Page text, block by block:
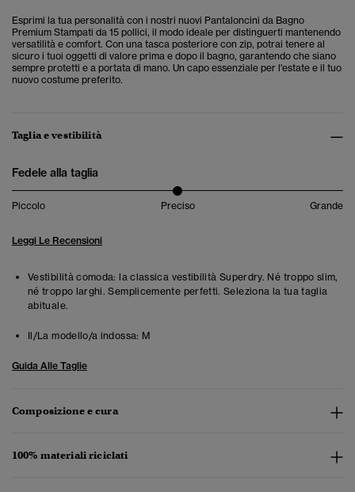
Esprimi la tua personalità con i nostri nuovi Pantaloncini da Bagno
Premium Stampati da 15 pollici, il modo ideale per distinguerti mantenendo
versatilità e comfort. Con una tasca posteriore con zip, potrai tenere al
sicuro i tuoi oggetti di valore prima e dopo il bagno, garantendo che siano
sempre protetti e a portata di mano. Un capo essenziale per l'estate e il tuo
nuovo costume preferito.
Taglia e vestibilità
Fedele alla taglia
Piccolo Preciso Grande
Leggi Le Recensioni
Vestibilità comoda: la classica vestibilità Superdry. Né troppo slim,
né troppo larghi. Semplicemente perfetti. Seleziona la tua taglia
abituale.
Il/La modello/a indossa: M
Guida Alle Taglie
Composizione e cura
100% materiali riciclati